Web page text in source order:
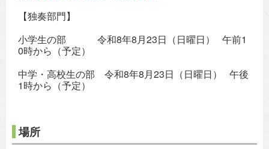
【独奏部門】
小学生の部 令和8年8月23日（日曜日） 午前1
0時から（予定）
中学・高校生の部 令和8年8月23日（日曜日） 午後
1時から（予定）
場所